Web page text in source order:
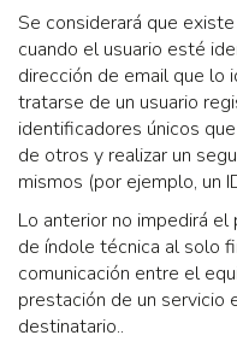
Se considerará que
cuando el usuario esté
dirección de email que lo
tratarse de un usuario
identificadores únicos
de otros y realizar un
mismos (por ejemplo, un
Lo anterior no impedirá
de índole técnica al solo
comunicación entre el
prestación de un
destinatario..